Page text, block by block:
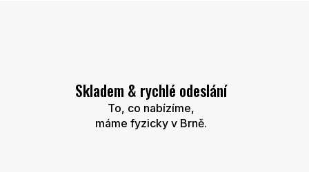
Skladem & rychlé odeslání
To, co nabízíme,
máme fyzicky v Brně.